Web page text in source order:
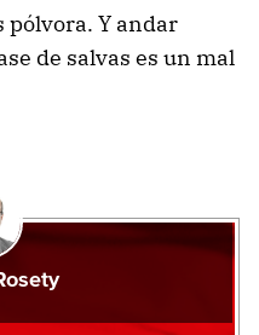
pólvora. Y andar
de salvas es un mal